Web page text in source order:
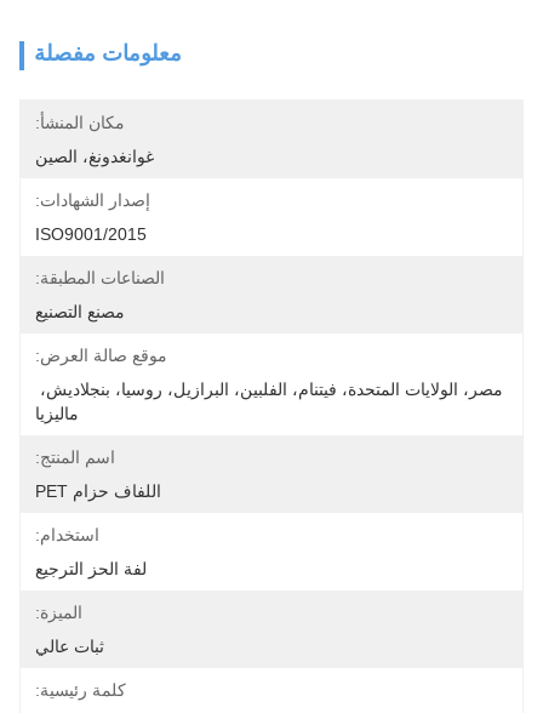
معلومات مفصلة
مكان المنشأ:
غوانغدونغ، الصين
إصدار الشهادات:
ISO9001/2015
الصناعات المطبقة:
مصنع التصنيع
موقع صالة العرض:
ماليزيا
اسم المنتج:
اللفاف حزام PET
استخدام:
لفة الحز الترجيع
الميزة:
ثبات عالي
كلمة رئيسية: